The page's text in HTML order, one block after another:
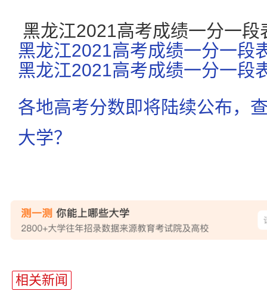
黑龙江2021高考成绩一分一段
黑龙江2021高考成绩一分一段
黑龙江2021高考成绩一分一段
各地高考分数即将陆续公布，
大学？
相关新闻